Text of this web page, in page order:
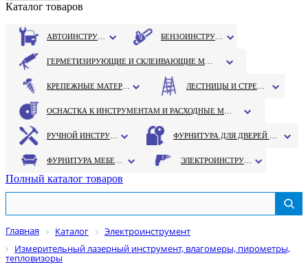
Каталог товаров
Полный каталог товаров
Главная Каталог
Электроинструмент
Измерительный лазерный инструмент, влагомеры, пирометры,
тепловизоры